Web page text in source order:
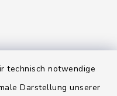
technisch notwendige
Darstellung unserer